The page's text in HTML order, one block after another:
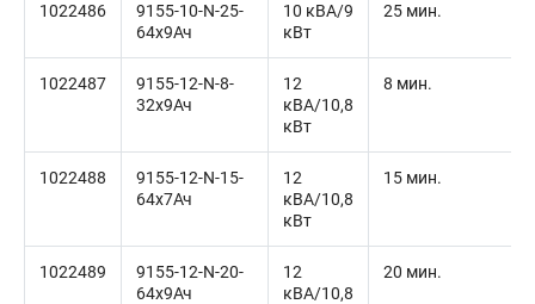
1022486
9155-10-N-25-
64x9Ач
10 кВА/9
кВт
25 мин.
1022487
9155-12-N-8-
32x9Ач
12
кВА/10,8
кВт
8 мин.
1022488
9155-12-N-15-
64x7Ач
12
кВА/10,8
кВт
15 мин.
1022489
9155-12-N-20-
64x9Ач
12
кВА/10,8
20 мин.